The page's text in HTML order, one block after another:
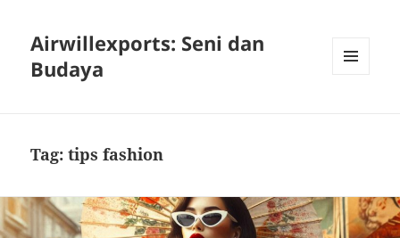
Airwillexports: Seni dan
Budaya
Tag:tips fashion